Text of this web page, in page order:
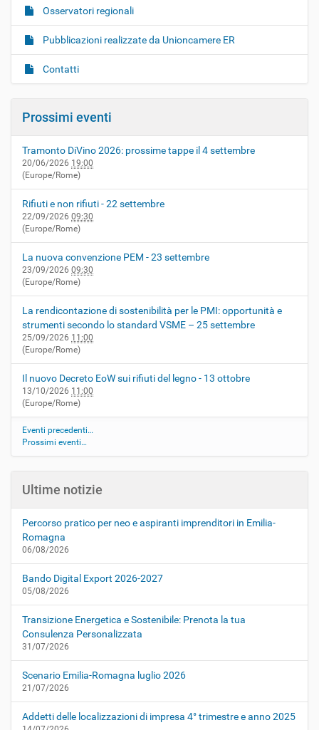
Osservatori regionali
Pubblicazioni realizzate da Unioncamere ER
Contatti
Prossimi eventi
Tramonto DiVino 2026: prossime tappe il 4 settembre
20/06/2026 19:00
(Europe/Rome)
Rifiuti e non rifiuti - 22 settembre
22/09/2026 09:30
(Europe/Rome)
La nuova convenzione PEM - 23 settembre
23/09/2026 09:30
(Europe/Rome)
La rendicontazione di sostenibilità per le PMI: opportunità e
strumenti secondo lo standard VSME – 25 settembre
25/09/2026 11:00
(Europe/Rome)
Il nuovo Decreto EoW sui rifiuti del legno - 13 ottobre
13/10/2026 11:00
(Europe/Rome)
Eventi precedenti…
Prossimi eventi…
Ultime notizie
Percorso pratico per neo e aspiranti imprenditori in Emilia-
Romagna
06/08/2026
Bando Digital Export 2026-2027
05/08/2026
Transizione Energetica e Sostenibile: Prenota la tua
Consulenza Personalizzata
31/07/2026
Scenario Emilia-Romagna luglio 2026
21/07/2026
Addetti delle localizzazioni di impresa 4° trimestre e anno 2025